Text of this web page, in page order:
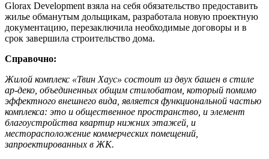
Glorax Development взяла на себя обязательство предоставить
жилье обманутым дольщикам, разработала новую проектную
документацию, перезаключила необходимые договоры и в
срок завершила строительство дома.
Справочно:
Жилой комплекс «Твин Хаус» состоит из двух башен в стиле
ар-деко, объединенных общим стилобатом, который помимо
эффектного внешнего вида, является функциональной частью
комплекса: это и общественное пространство, и элемент
благоустройства квартир нижних этажей, и
месторасположение коммерческих помещений,
запроектированных в ЖК.